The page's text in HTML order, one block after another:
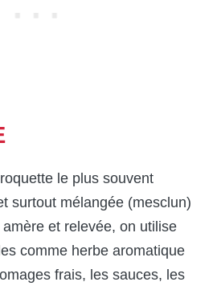
le plus souvent
surtout mélangée (mesclun)
et relevée, on utilise
comme herbe aromatique
frais, les sauces, les